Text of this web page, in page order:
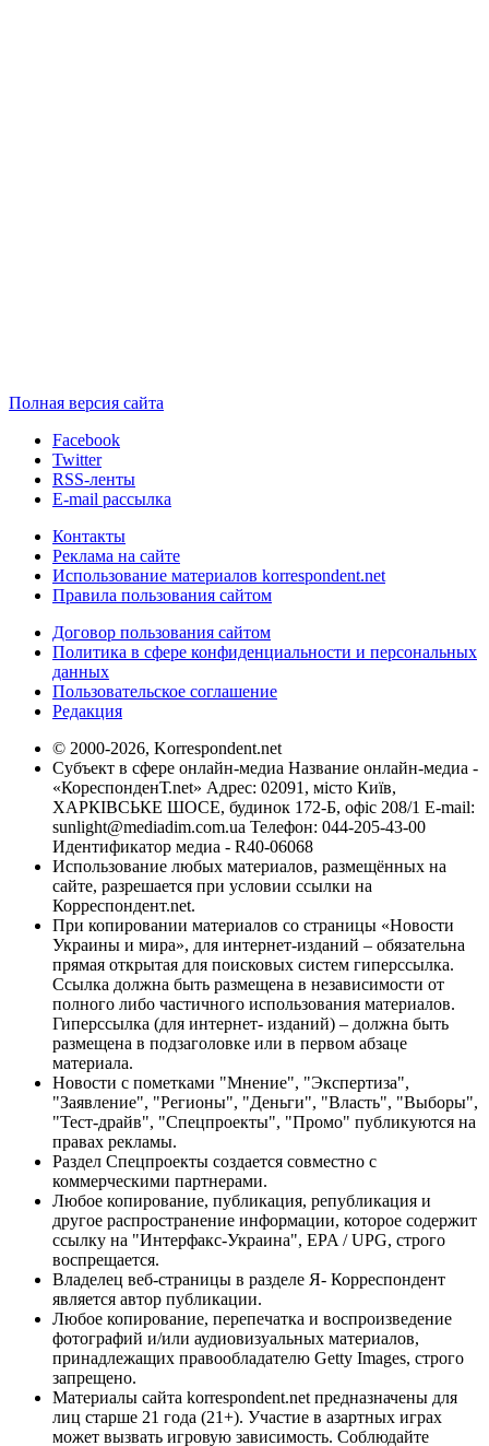
Полная версия сайта
Facebook
Twitter
RSS-ленты
E-mail рассылка
Контакты
Реклама на сайте
Использование материалов korrespondent.net
Правила пользования сайтом
Договор пользования сайтом
Политика в сфере конфиденциальности и персональных
данных
Пользовательское соглашение
Редакция
© 2000-2026, Korrespondent.net
Субъект в сфере онлайн-медиа Название онлайн-медиа -
«КореспонденТ.net» Адрес: 02091, місто Київ,
ХАРКІВСЬКЕ ШОСЕ, будинок 172-Б, офіс 208/1 E-mail:
sunlight@mediadim.com.ua Телефон: 044-205-43-00
Идентификатор медиа - R40-06068
Использование любых материалов, размещённых на
сайте, разрешается при условии ссылки на
Корреспондент.net.
При копировании материалов со страницы «Новости
Украины и мира», для интернет-изданий – обязательна
прямая открытая для поисковых систем гиперссылка.
Ссылка должна быть размещена в независимости от
полного либо частичного использования материалов.
Гиперссылка (для интернет- изданий) – должна быть
размещена в подзаголовке или в первом абзаце
материала.
Новости с пометками "Мнение", "Экспертиза",
"Заявление", "Регионы", "Деньги", "Власть", "Выборы",
"Тест-драйв", "Спецпроекты", "Промо" публикуются на
правах рекламы.
Раздел Спецпроекты создается совместно с
коммерческими партнерами.
Любое копирование, публикация, републикация и
другое распространение информации, которое содержит
ссылку на "Интерфакс-Украина", EPA / UPG, строго
воспрещается.
Владелец веб-страницы в разделе Я- Корреспондент
является автор публикации.
Любое копирование, перепечатка и воспроизведение
фотографий и/или аудиовизуальных материалов,
принадлежащих правообладателю Getty Images, строго
запрещено.
Материалы сайта korrespondent.net предназначены для
лиц старше 21 года (21+). Участие в азартных играх
может вызвать игровую зависимость. Соблюдайте